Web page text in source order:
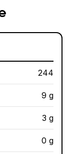
244
9 g
3 g
0 g